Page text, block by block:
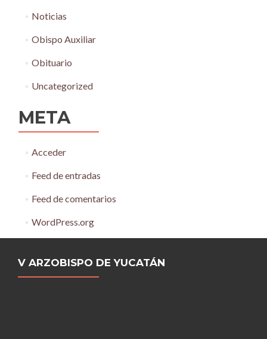
Noticias
Obispo Auxiliar
Obituario
Uncategorized
META
Acceder
Feed de entradas
Feed de comentarios
WordPress.org
V ARZOBISPO DE YUCATÁN